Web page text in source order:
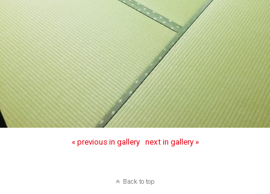
« previous in gallery next in gallery »
Back to top